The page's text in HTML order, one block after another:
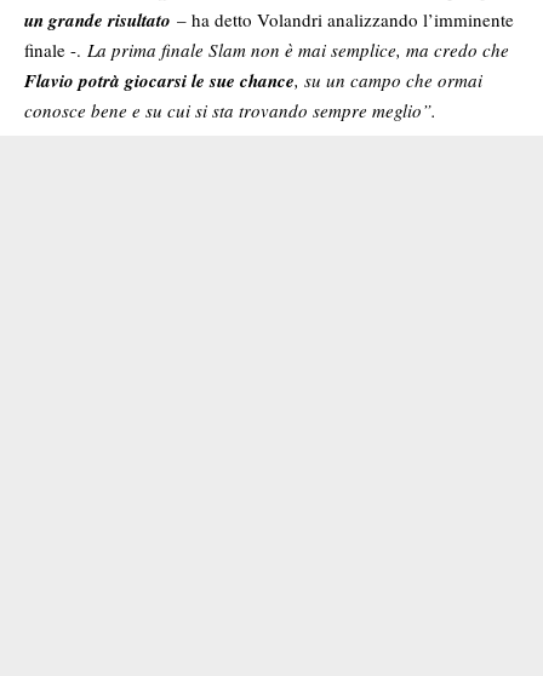
un grande risultato – ha detto Volandri analizzando l’imminente
finale -. La prima finale Slam non è mai semplice, ma credo che
Flavio potrà giocarsi le sue chance, su un campo che ormai
conosce bene e su cui si sta trovando sempre meglio”.